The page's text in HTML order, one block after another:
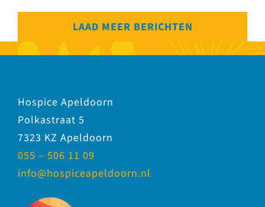
LAAD MEER BERICHTEN
Hospice Apeldoorn
Polkastraat 5
7323 KZ Apeldoorn
055 – 506 11 09
info@hospiceapeldoorn.nl